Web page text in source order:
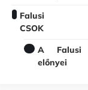
Falusi
CSOK
A Falusi
előnyei